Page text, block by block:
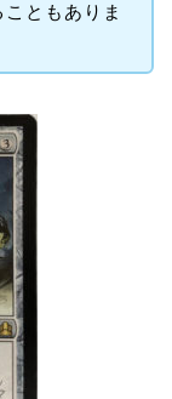
ともありま